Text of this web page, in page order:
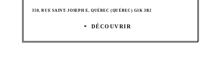
350, RUE SAINT-JOSEPH E, QUÉBEC (QUÉBEC) G1K 3B2
DÉCOUVRIR